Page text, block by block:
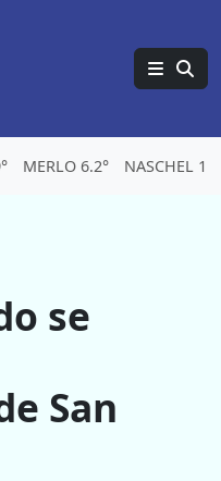
MERLO 6.2° NASCHEL
se
San